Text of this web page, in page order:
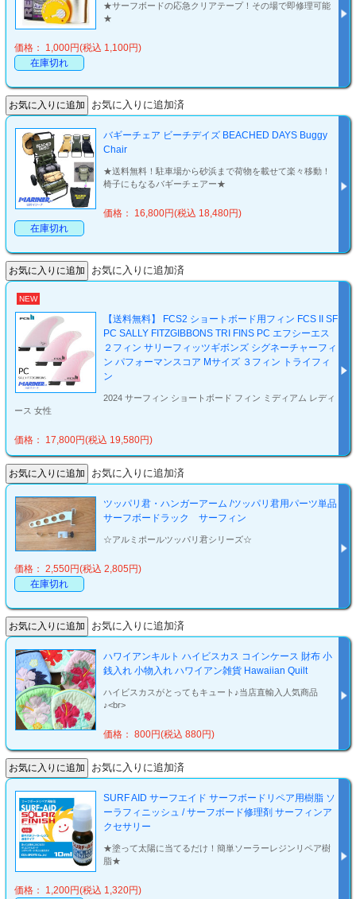
★サーフボードの応急クリアテープ！その場で即修理可能
★
価格： 1,000円(税込 1,100円)
在庫切れ
お気に入りに追加済
バギーチェア ビーチデイズ BEACHED DAYS Buggy
Chair
★送料無料！駐車場から砂浜まで荷物を載せて楽々移動！
椅子にもなるバギーチェアー★
価格： 16,800円(税込 18,480円)
在庫切れ
お気に入りに追加済
NEW
【送料無料】 FCS2 ショートボード用フィン FCS II SF
PC SALLY FITZGIBBONS TRI FINS PC エフシーエス
２フィン サリーフィッツギボンズ シグネーチャーフィ
ン パフォーマンスコア Mサイズ ３フィン トライフィ
ン
2024 サーフィン ショートボード フィン ミディアム レディ
ース 女性
価格： 17,800円(税込 19,580円)
お気に入りに追加済
ツッパリ君・ハンガーアーム /ツッパリ君用パーツ単品
サーフボードラック サーフィン
☆アルミポールツッパリ君シリーズ☆
価格： 2,550円(税込 2,805円)
在庫切れ
お気に入りに追加済
ハワイアンキルト ハイビスカス コインケース 財布 小
銭入れ 小物入れ ハワイアン雑貨 Hawaiian Quilt
ハイビスカスがとってもキュート♪当店直輸入人気商品
♪<br>
価格： 800円(税込 880円)
お気に入りに追加済
SURF AID サーフエイド サーフボードリペア用樹脂 ソ
ーラフィニッシュ / サーフボード修理剤 サーフィンア
クセサリー
★塗って太陽に当てるだけ！簡単ソーラーレジンリペア樹
脂★
価格： 1,200円(税込 1,320円)